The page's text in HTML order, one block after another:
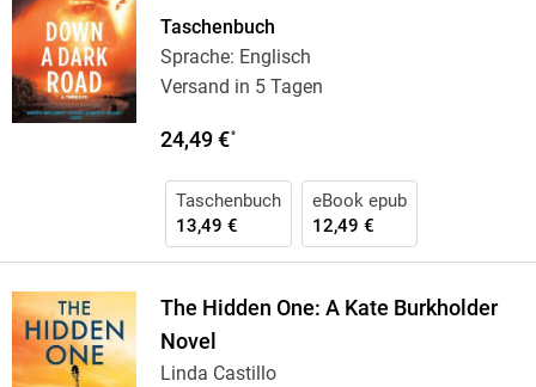
Taschenbuch
Sprache: Englisch
Versand in 5 Tagen
24,49 €*
Taschenbuch
13,49 €
eBook epub
12,49 €
The Hidden One: A Kate Burkholder
Novel
Linda Castillo